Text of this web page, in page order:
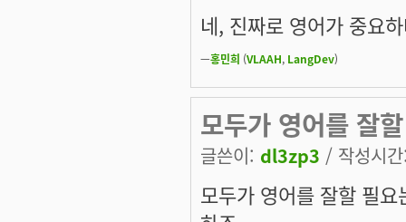
네, 진짜로 영어가 중요
—홍민희 (VLAAH, LangDev)
모두가 영어를 잘할
글쓴이: dl3zp3 / 작성시
모두가 영어를 잘할 필